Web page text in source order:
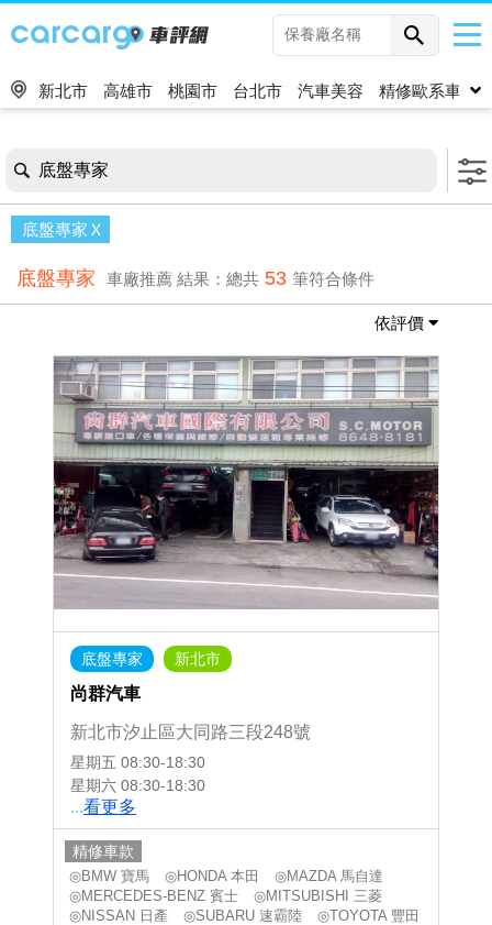
新北市 高雄市 桃園市 台北市 汽車美容 精修歐系車
底盤專家
底盤專家
底盤專家 車廠推薦 結果：總共 53 筆符合條件
依評價
底盤專家 新北市
尚群汽車
新北市汐止區大同路三段248號
星期五 08:30-18:30
星期六 08:30-18:30
...看更多
精修車款
◎BMW 寶馬 ◎HONDA 本田
◎MAZDA 馬自達
◎MERCEDES-BENZ 賓士
◎MITSUBISHI 三菱
◎NISSAN 日產
◎SUBARU 速霸陸 ◎TOYOTA 豐田